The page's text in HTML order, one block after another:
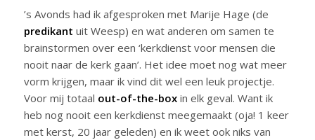
’s Avonds had ik afgesproken met Marije Hage (de
predikant uit Weesp) en wat anderen om samen te
brainstormen over een ‘kerkdienst voor mensen die
nooit naar de kerk gaan’. Het idee moet nog wat meer
vorm krijgen, maar ik vind dit wel een leuk projectje.
Voor mij totaal out-of-the-boxin elk geval. Want ik
heb nog nooit een kerkdienst meegemaakt (oja! 1 keer
met kerst, 20 jaar geleden) en ik weet ook niks van